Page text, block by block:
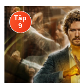
Tập
9